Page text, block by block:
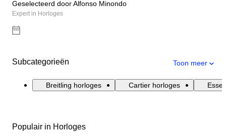
Geselecteerd door Alfonso Minondo
Expert in Horloges
Subcategorieën Toon meer
Breitling horloges Cartier horloges
Populair in Horloges